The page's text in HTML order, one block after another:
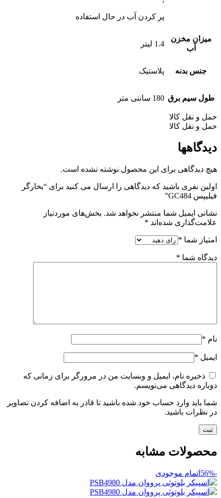
پر کردن آب در حال استفاده
میزان مخزن
آب
1.4 لیتر
جنس بدنه پلاستیک
طول سیم برق 180 سانتی متر
حمل و نقل کالا
حمل و نقل کالا
دیدگاهها
هیچ دیدگاهی برای این محصول نوشته نشده است.
اولین نفری باشید که دیدگاهی را ارسال می کنید برای “بخارگر
فیلیپس GC484”
نشانی ایمیل شما منتشر نخواهد شد. بخش‌های موردنیاز
علامت‌گذاری شده‌اند *
امتیاز شما *
دیدگاه شما *
نام *
ایمیل *
ذخیره نام، ایمیل و وبسایت من در مرورگر برای زمانی که
دوباره دیدگاهی می‌نویسم.
شما باید وارد حساب خود شده باشید تا قادر به اضافه کردن تصاویر
در نظرات باشید.
محصولات مشابه
-56% اتمام موجودی